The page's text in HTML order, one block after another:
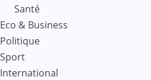
Santé
Eco & Business
Politique
Sport
International